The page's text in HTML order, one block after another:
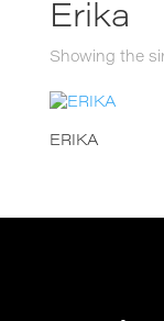
Erika
Showing the
ERIKA